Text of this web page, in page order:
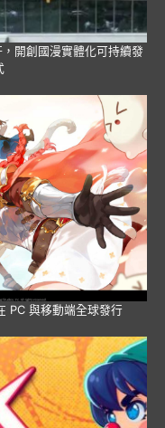
開創國漫實體化可持續發
PC 與移動端全球發行